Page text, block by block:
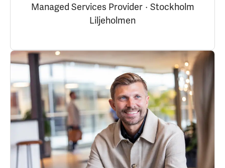
Managed Services Provider · Stockholm
Liljeholmen